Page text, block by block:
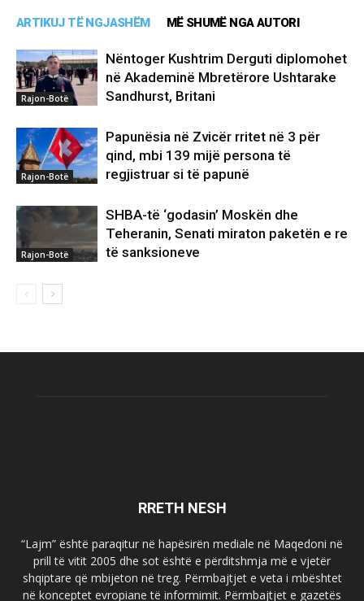
ARTIKUJ TË NGJASHËM MË SHUMË NGA AUTORI
Rajon-Botë
Nëntoger Kushtrim Derguti diplomohet
në Akademinë Mbretërore Ushtarake
Sandhurst, Britani
Rajon-Botë
Papunësia në Zvicër rritet në 3 për
qind, mbi 139 mijë persona të
regjistruar si të papunë
Rajon-Botë
SHBA-të ‘godasin’ Moskën dhe
Teheranin, Senati miraton paketën e re
të sanksioneve
RRETH NESH
“Lajm” është paraqitur në hapësirën mediale në Maqedoni në
prill të vitit 2005 dhe sot është e përditshmja më e vjetër
shqiptare që mbijeton në treg. Përmbajtjet e veta i mbështet
në konceptet evropiane të informimit. Përmbajtjet e gazetës